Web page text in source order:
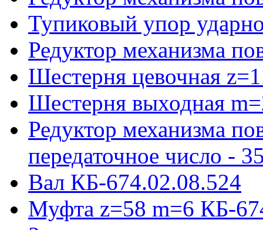
Тупиковый упор
Редуктор механизма
Шестерня цевочная
Шестерня выходная
Редуктор механизма
передаточное число -
Вал КБ-674.02.08.524
Муфта z=58 m=6 КБ-